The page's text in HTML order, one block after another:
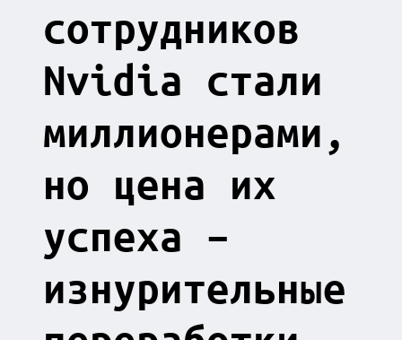
у
с
сотрудников
Nvidia стали
миллионерами,
но цена их
успеха –
изнурительные